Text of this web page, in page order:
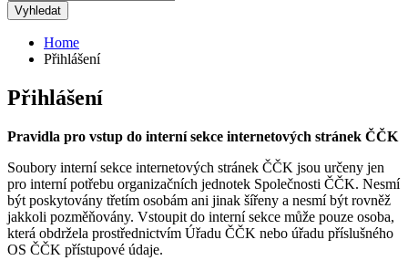
Home
Přihlášení
Přihlášení
Pravidla pro vstup do interní sekce internetových stránek ČČK
Soubory interní sekce internetových stránek ČČK jsou určeny jen
pro interní potřebu organizačních jednotek Společnosti ČČK. Nesmí
být poskytovány třetím osobám ani jinak šířeny a nesmí být rovněž
jakkoli pozměňovány. Vstoupit do interní sekce může pouze osoba,
která obdržela prostřednictvím Úřadu ČČK nebo úřadu příslušného
OS ČČK přístupové údaje.